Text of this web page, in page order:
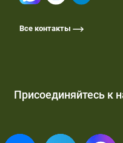
Все контакты
Присоединяйтесь к